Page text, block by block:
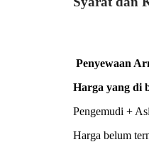
Penyewaan
Harga yang di
Pengemudi +
Harga belum